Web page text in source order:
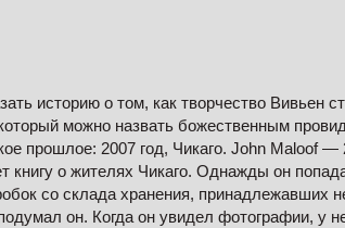
историю о том, как творчество Вивьен
можно назвать божественным
прошлое: 2007 год, Чикаго. John Maloof
книгу о жителях Чикаго. Однажды он
со склада хранения, принадлежавших
он. Когда он увидел фотографии, у